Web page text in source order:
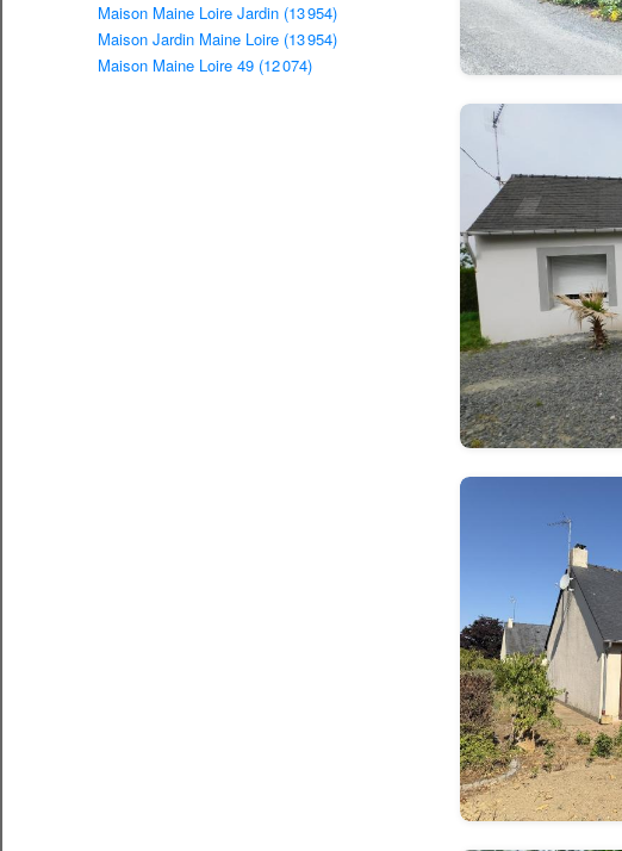
Maison Maine Loire Jardin (13 954)
Maison Jardin Maine Loire (13 954)
Maison Maine Loire 49 (12 074)